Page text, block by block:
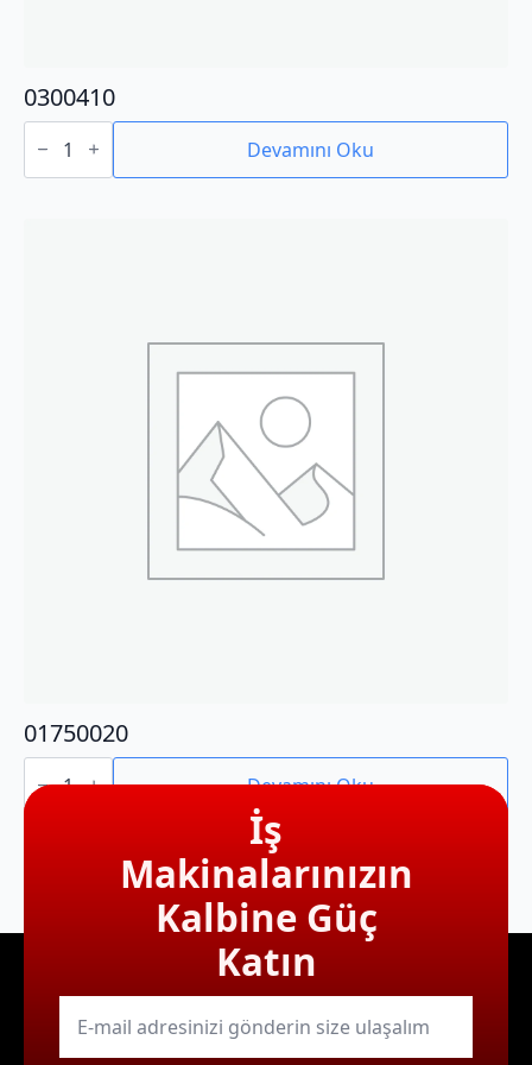
0300410
0300410
adet Devamını Oku
01750020
01750020
adet Devamını Oku
İş
Makinalarınızın
Kalbine Güç
Katın
E-
mail